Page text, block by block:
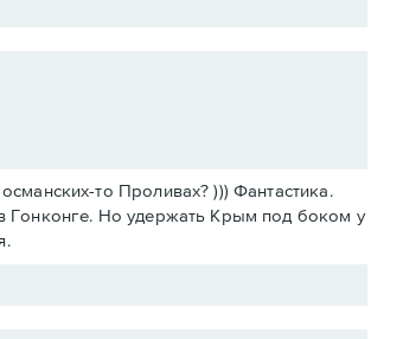
то Проливах? ))) Фантастика.
Гонконге. Но удержать Крым под боком у